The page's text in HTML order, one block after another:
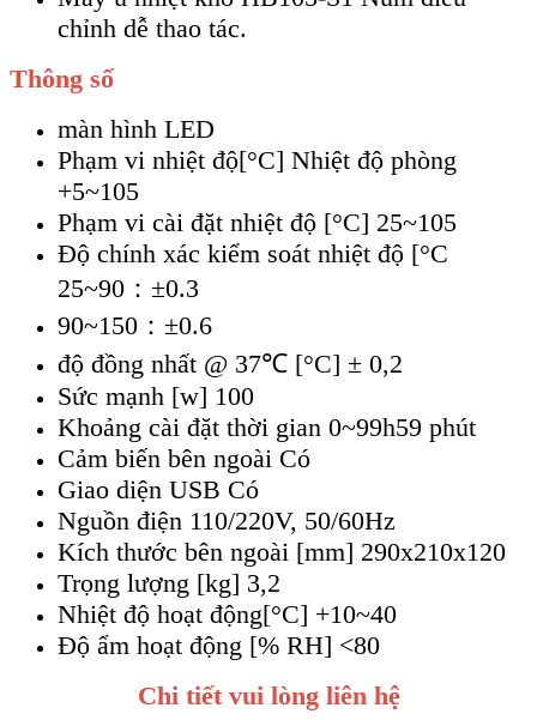
chỉnh dễ thao tác.
Thông số
màn hình LED
Phạm vi nhiệt độ[°C] Nhiệt độ phòng
+5~105
Phạm vi cài đặt nhiệt độ [°C] 25~105
Độ chính xác kiểm soát nhiệt độ [°C
25~90：±0.3
90~150：±0.6
độ đồng nhất @ 37℃ [°C] ± 0,2
Sức mạnh [w] 100
Khoảng cài đặt thời gian 0~99h59 phút
Cảm biến bên ngoài Có
Giao diện USB Có
Nguồn điện 110/220V, 50/60Hz
Kích thước bên ngoài [mm] 290x210x120
Trọng lượng [kg] 3,2
Nhiệt độ hoạt động[°C] +10~40
Độ ẩm hoạt động [% RH] <80
Chi tiết vui lòng liên hệ